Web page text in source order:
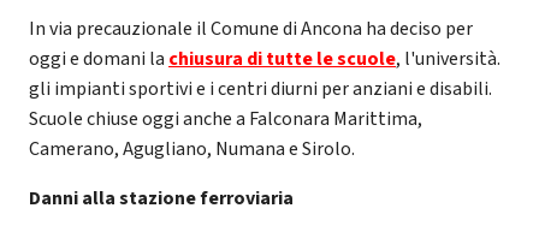
In via precauzionale il Comune di Ancona ha deciso per
oggi e domani la chiusura di tutte le scuole, l'università.
gli impianti sportivi e i centri diurni per anziani e disabili.
Scuole chiuse oggi anche a Falconara Marittima,
Camerano, Agugliano, Numana e Sirolo.
Danni alla stazione ferroviaria